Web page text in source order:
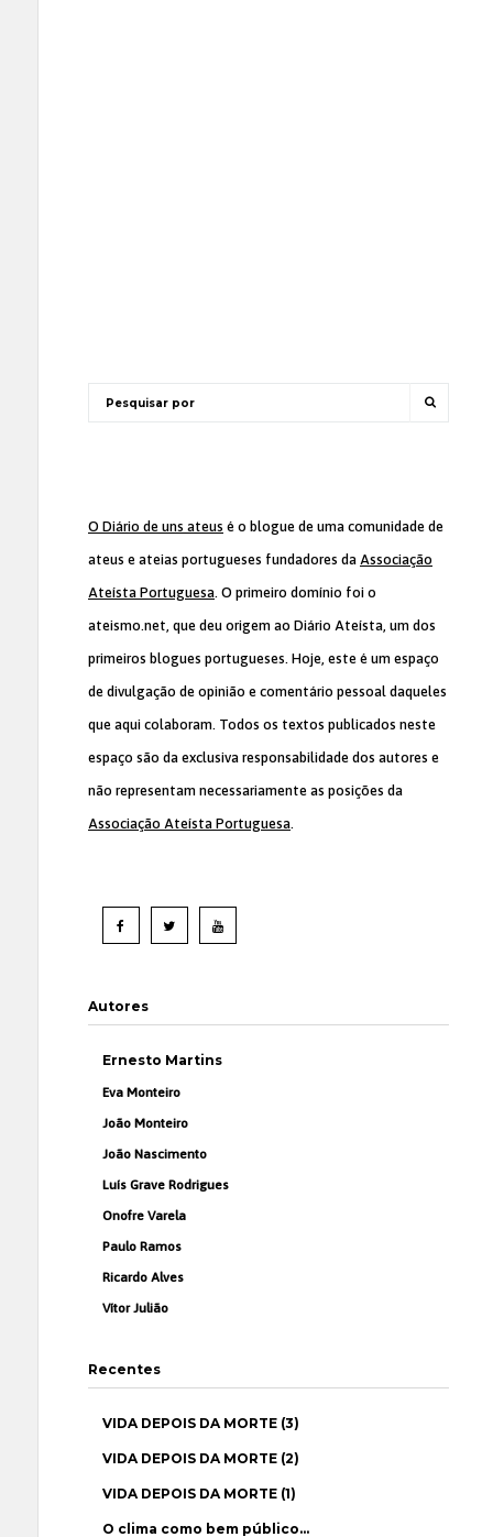
O Diário de uns ateus é o blogue de uma comunidade de
ateus e ateias portugueses fundadores da Associação
Ateísta Portuguesa. O primeiro domínio foi o
ateismo.net, que deu origem ao Diário Ateísta, um dos
primeiros blogues portugueses. Hoje, este é um espaço
de divulgação de opinião e comentário pessoal daqueles
que aqui colaboram. Todos os textos publicados neste
espaço são da exclusiva responsabilidade dos autores e
não representam necessariamente as posições da
Associação Ateísta Portuguesa.
Autores
Ernesto Martins
Eva Monteiro
João Monteiro
João Nascimento
Luís Grave Rodrigues
Onofre Varela
Paulo Ramos
Ricardo Alves
Vítor Julião
Recentes
VIDA DEPOIS DA MORTE (3)
VIDA DEPOIS DA MORTE (2)
VIDA DEPOIS DA MORTE (1)
O clima como bem público…